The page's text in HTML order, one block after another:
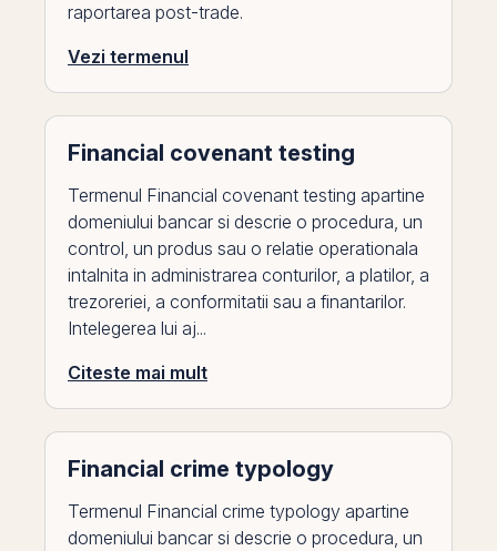
raportarea post-trade.
Vezi termenul
Financial covenant testing
Termenul Financial covenant testing apartine
domeniului bancar si descrie o procedura, un
control, un produs sau o relatie operationala
intalnita in administrarea conturilor, a platilor, a
trezoreriei, a conformitatii sau a finantarilor.
Intelegerea lui aj...
Citeste mai mult
Financial crime typology
Termenul Financial crime typology apartine
domeniului bancar si descrie o procedura, un